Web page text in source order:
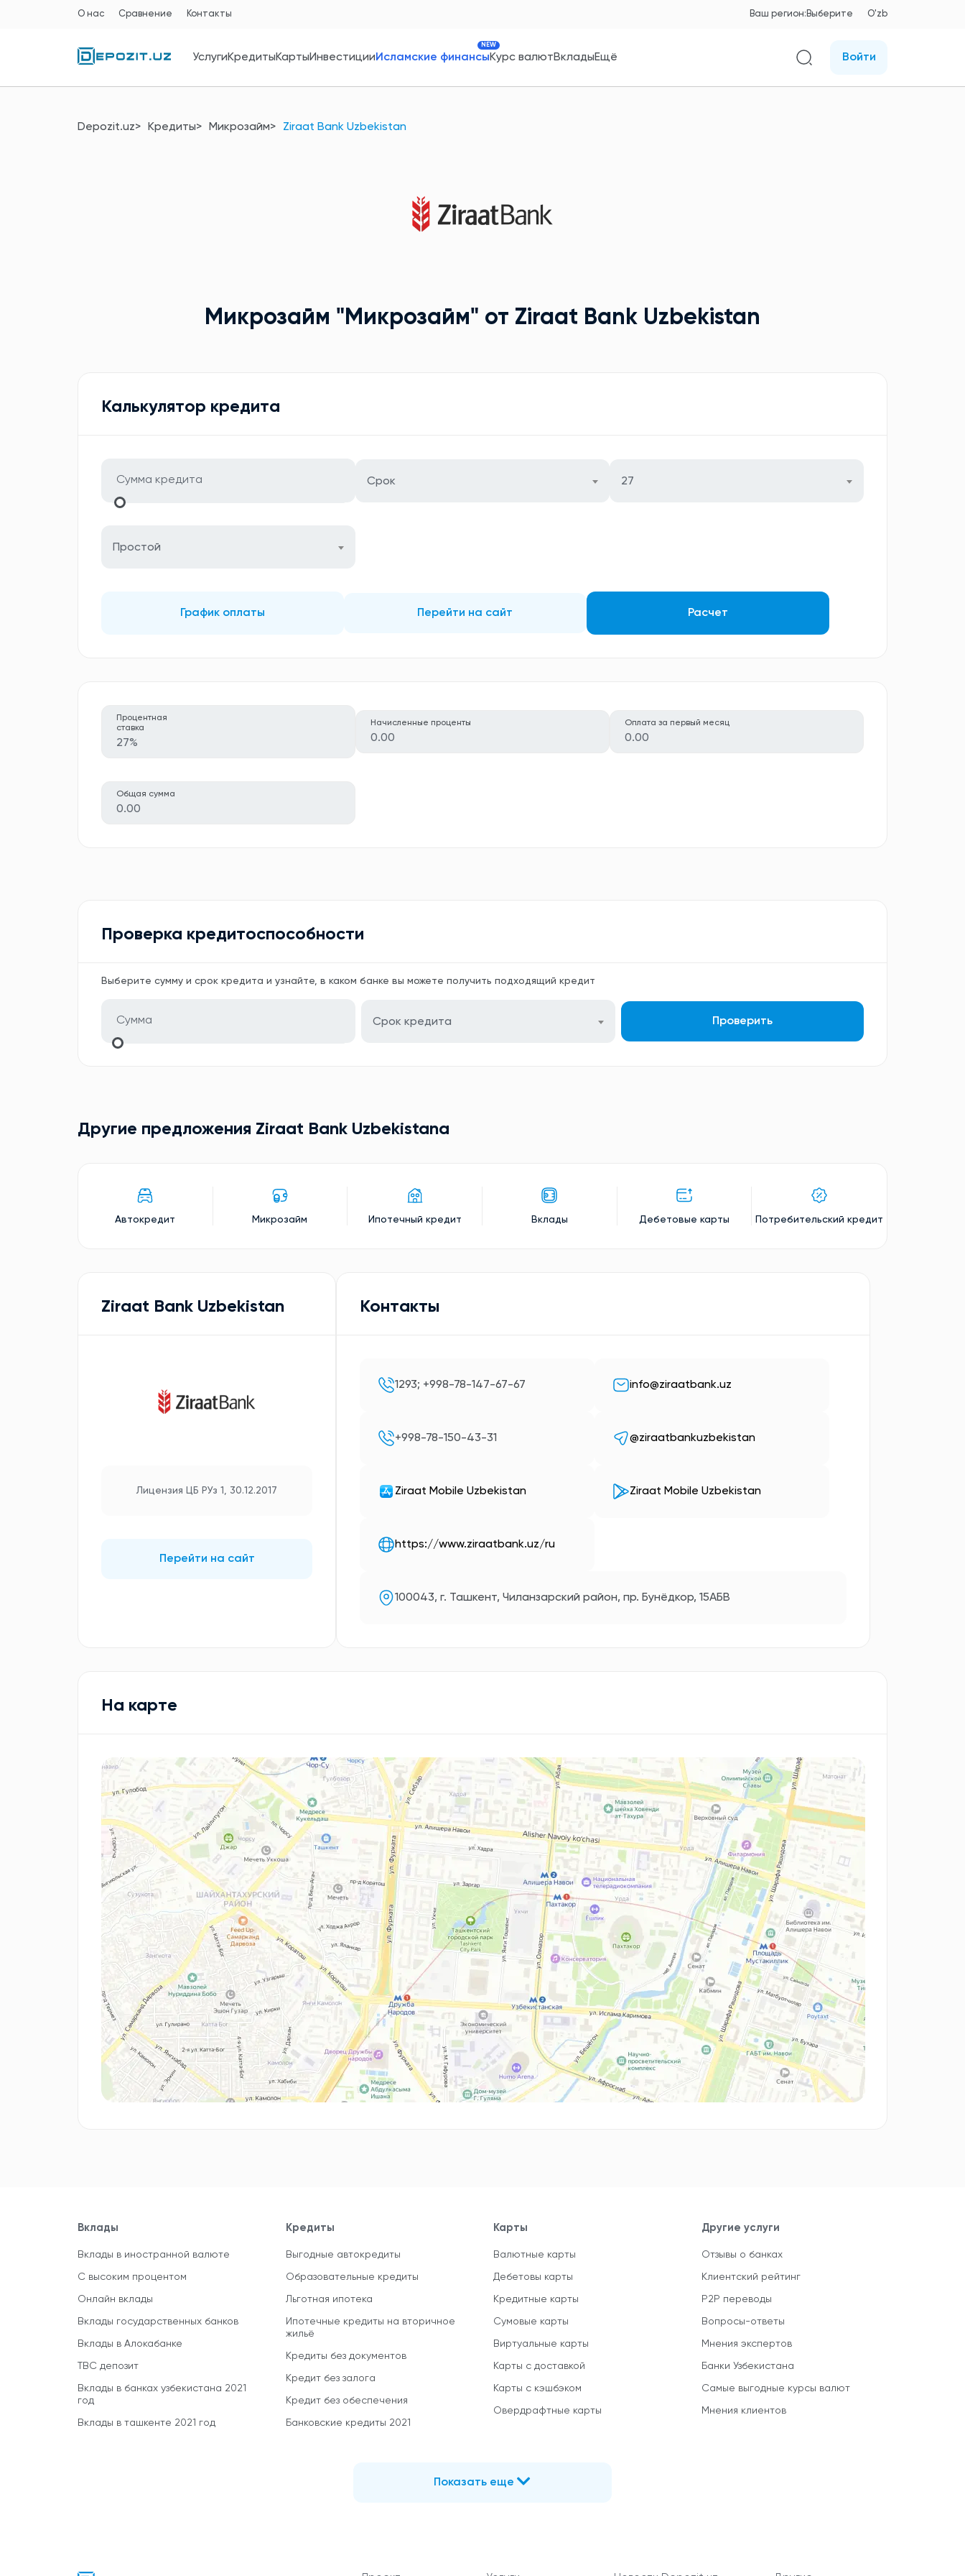
О нас Сравнение Контакты Ваш регион: Выберите O'zb
УслугиКредитыКартыИнвестицииИсламские финансы
NEW
Курс валютВкладыЕщё Войти
Depozit.uz Кредиты Микрозайм Ziraat Bank Uzbekistan
Микрозайм "Микрозайм" от Ziraat Bank Uzbekistan
Калькулятор кредита
Срок 27
Простой
График оплаты Перейти на сайт Расчет
Процентная
ставка
27%
Начисленные проценты
0.00
Оплата за первый месяц
0.00
Общая сумма
0.00
Проверка кредитоспособности
Выберите сумму и срок кредита и узнайте, в каком банке вы можете получить подходящий кредит
Срок кредита Проверить
Другие предложения Ziraat Bank Uzbekistana
Автокредит Микрозайм Ипотечный кредит Вклады Дебетовые карты Потребительский кредит
Ziraat Bank Uzbekistan
Лицензия ЦБ РУз 1, 30.12.2017
Перейти на сайт
Контакты
1293; +998-78-147-67-67 info@ziraatbank.uz
+998-78-150-43-31 @ziraatbankuzbekistan
Ziraat Mobile Uzbekistan Ziraat Mobile Uzbekistan
https://www.ziraatbank.uz/ru
100043, г. Ташкент, Чиланзарский район, пр. Бунёдкор, 15АБВ
На карте
Вклады
Вклады в иностранной валюте
С высоким процентом
Онлайн вклады
Вклады государственных банков
Вклады в Алокабанке
TBC депозит
Вклады в банках узбекистана 2021
год
Вклады в ташкенте 2021 год
Кредиты
Выгодные автокредиты
Образовательные кредиты
Льготная ипотека
Ипотечные кредиты на вторичное
жильё
Кредиты без документов
Кредит без залога
Кредит без обеспечения
Банковские кредиты 2021
Карты
Валютные карты
Дебетовы карты
Кредитные карты
Сумовые карты
Виртуальные карты
Карты с доставкой
Карты с кэшбэком
Овердрафтные карты
Другие услуги
Отзывы о банках
Клиентский рейтинг
P2P переводы
Вопросы-ответы
Мнения экспертов
Банки Узбекистана
Самые выгодные курсы валют
Мнения клиентов
Показать еще